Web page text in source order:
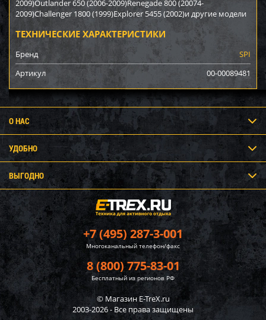
2009)Outlander 650 (2006-2009)Renegade 800 (20074-
2009)Challenger 1800 (1999)Explorer 5455 (2002)и другие модели
ТЕХНИЧЕСКИЕ ХАРАКТЕРИСТИКИ
Бренд
SPI
Артикул
00-00089481
+7 (495) 287-3-001
Многоканальный телефон/факс
8 (800) 775-83-01
Бесплатный из регионов РФ
© Магазин E-TreX.ru
2003-2026 - Все права защищены
О НАС
УДОБНО
ВЫГОДНО